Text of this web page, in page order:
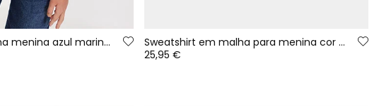
Camiseta de malha menina azul marinho estampada com letras
Sweatshirt em malha para menina cor cru com estampado multicolor
25,95 €